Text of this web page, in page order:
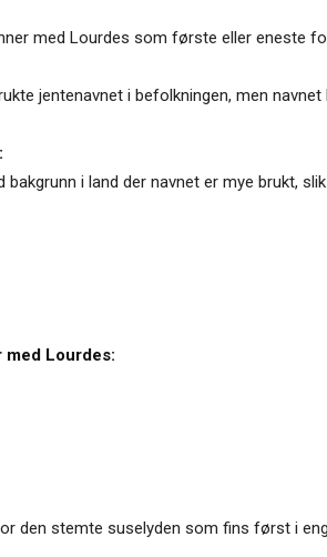
med Lourdes som første eller eneste
jentenavnet i befolkningen, men
i land der navnet er mye brukt,
med Lourdes:
den stemte suselyden som fins først i